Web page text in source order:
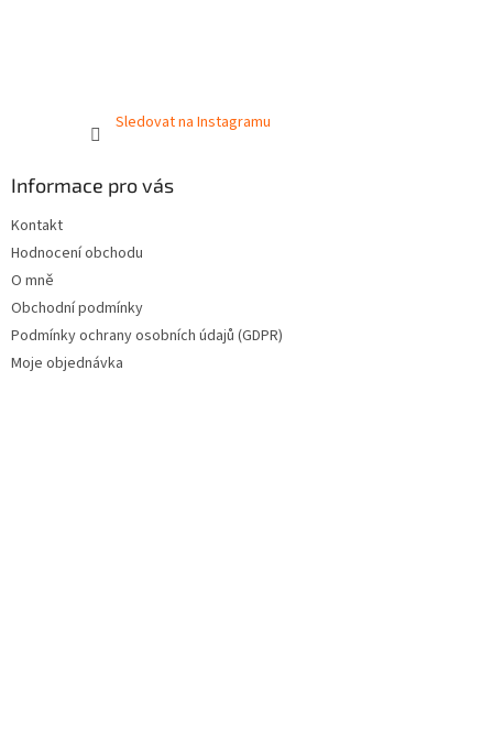
Sledovat na Instagramu
Informace pro vás
Kontakt
Hodnocení obchodu
O mně
Obchodní podmínky
Podmínky ochrany osobních údajů (GDPR)
Moje objednávka